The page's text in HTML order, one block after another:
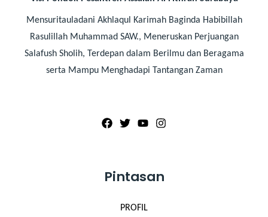
Mensuritauladani Akhlaqul Karimah Baginda Habibillah
Rasulillah Muhammad SAW., Meneruskan Perjuangan
Salafush Sholih, Terdepan dalam Berilmu dan Beragama
serta Mampu Menghadapi Tantangan Zaman
Pintasan
PROFIL